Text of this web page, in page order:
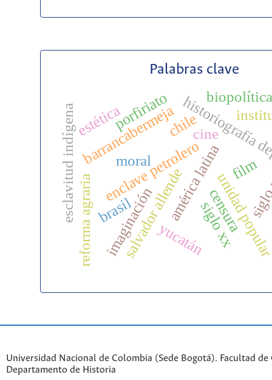
Palabras clave
américa latinacensura
cine
film
chile
salvador allende unidad
barrancabermeja
enclave petrolero
imaginación
moral
esclavitud indígenareforma agraria siglo xx
porfiriato
yucatán
brasil
estética
biopolítica
Universidad Nacional de Colombia (Sede Bogotá). Facultad de
Departamento de Historia